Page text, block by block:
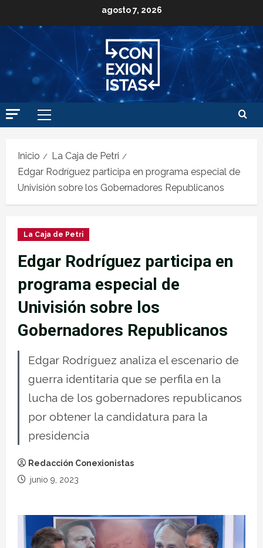
agosto 7, 2026
Inicio
La Caja de Petri
Edgar Rodríguez participa en programa especial de
Univisión sobre los Gobernadores Republicanos
La Caja de Petri
Edgar Rodríguez participa en
programa especial de
Univisión sobre los
Gobernadores Republicanos
Edgar Rodríguez analiza el escenario de
guerra identitaria que se perfila en la
lucha de los gobernadores republicanos
por obtener la candidatura para la
presidencia
Redacción Conexionistas
junio 9, 2023